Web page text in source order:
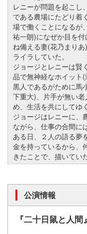
レニーが問題を起こし
である農場にたどり着
場で働くことになるが
祐一朗)になぜか目を
ね備える妻(花乃まり
ライラしていた。
ジョージとレニーは賢
品で無神経なホイット(
黒人であるがために馬
下重大)、片手が無い
め、生活を共にしてゆ
ジョージはレニーに、
ながら、仕事の合間に
ある日、２人の語る夢
金を持っているから、
きたことで、描いてい
公演情報
『二十日鼠と人間』